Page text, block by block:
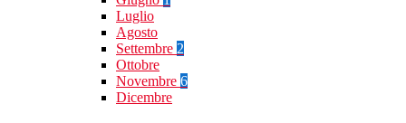
Luglio
Agosto
Settembre 2
Ottobre
Novembre 6
Dicembre